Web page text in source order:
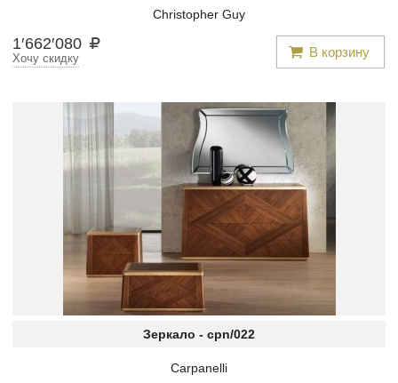
Christopher Guy
1′662′080 В корзину
Хочу скидку
Зеркало - cpn/022
Carpanelli